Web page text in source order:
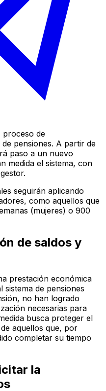
proceso de
pensiones. A partir de
paso a un nuevo
medida el sistema, con
seguirán aplicando
como aquellos que
(mujeres) o 900
de saldos y
prestación económica
sistema de pensiones
no han logrado
necesarias para
busca proteger el
aquellos que, por
completar su tiempo
la